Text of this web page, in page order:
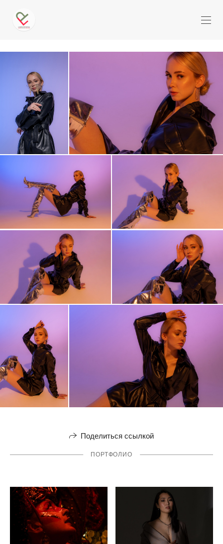
Поделиться ссылкой
ПОРТФОЛИО